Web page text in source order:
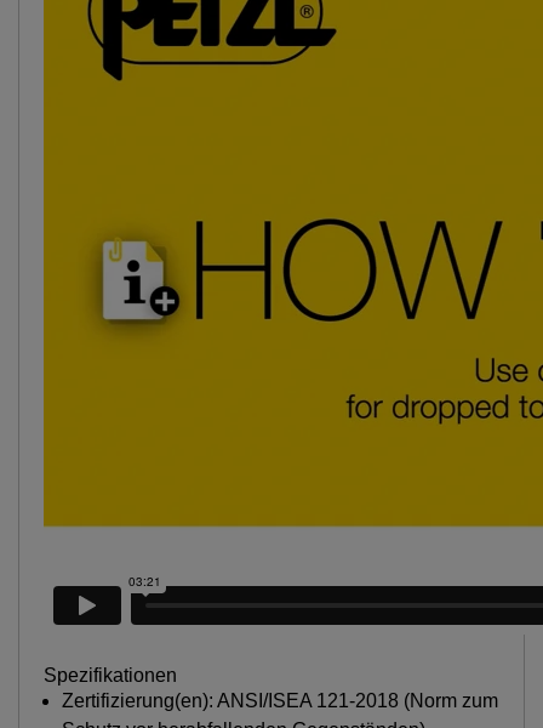
Spezifikationen
Zertifizierung(en): ANSI/ISEA 121-2018 (Norm zum